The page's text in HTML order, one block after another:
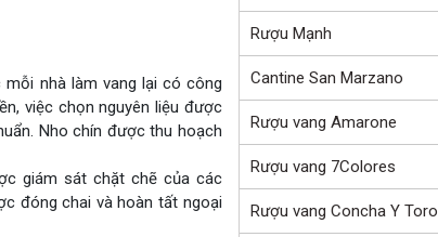
nhà làm vang lại có công
việc chọn nguyên liệu được
Nho chín được thu hoạch
giám sát chặt chẽ của các
đóng chai và hoàn tất ngoại
Rượu Mạnh
Cantine San Marzano
Rượu vang Amarone
Rượu vang 7Colores
Rượu vang Concha Y Toro